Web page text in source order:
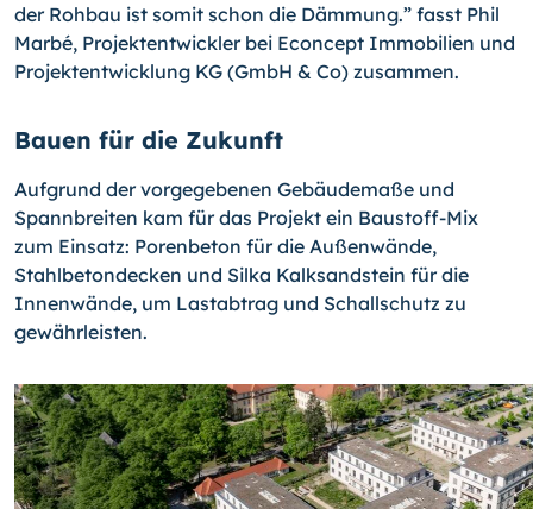
der Rohbau ist somit schon die Dämmung.” fasst Phil
Marbé, Projektentwickler bei Econcept Immobilien und
Projektentwicklung KG (GmbH & Co) zusammen.
Bauen für die Zukunft
Aufgrund der vorgegebenen Gebäudemaße und
Spannbreiten kam für das Projekt ein Baustoff-Mix
zum Einsatz: Porenbeton für die Außenwände,
Stahlbetondecken und Silka Kalksandstein für die
Innenwände, um Lastabtrag und Schallschutz zu
gewährleisten.